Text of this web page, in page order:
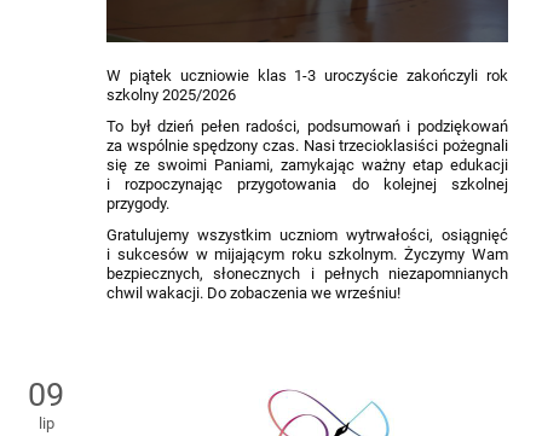
W piątek uczniowie klas 1-3 uroczyście zakończyli rok
szkolny 2025/2026
To był dzień pełen radości, podsumowań i podziękowań
za wspólnie spędzony czas. Nasi trzecioklasiści pożegnali
się ze swoimi Paniami, zamykając ważny etap edukacji
i rozpoczynając przygotowania do kolejnej szkolnej
przygody.
Gratulujemy wszystkim uczniom wytrwałości, osiągnięć
i sukcesów w mijającym roku szkolnym. Życzymy Wam
bezpiecznych, słonecznych i pełnych niezapomnianych
chwil wakacji. Do zobaczenia we wrześniu!
09
lip